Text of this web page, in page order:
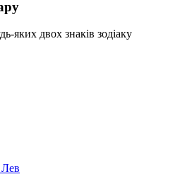
яких двох знаків зодіаку
Лев